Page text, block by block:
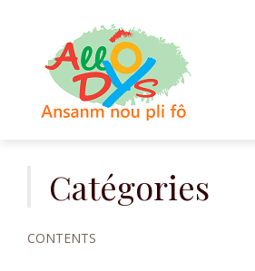
Catégories
CONTENTS